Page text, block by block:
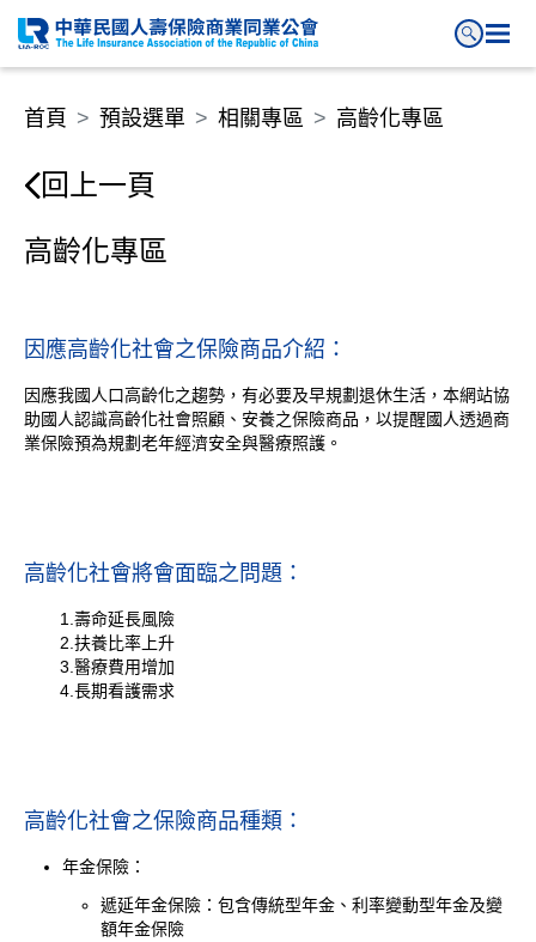
高齡化專區
首頁 預設選單 相關專區 高齡化專區
回上一頁
高齡化專區
因應高齡化社會之保險商品介紹：
因應我國人口高齡化之趨勢，有必要及早規劃退休生活，本網站協
助國人認識高齡化社會照顧、安養之保險商品，以提醒國人透過商
業保險預為規劃老年經濟安全與醫療照護。
高齡化社會將會面臨之問題：
1.壽命延長風險
2.扶養比率上升
3.醫療費用增加
4.長期看護需求
高齡化社會之保險商品種類：
年金保險：
遞延年金保險：包含傳統型年金、利率變動型年金及變
額年金保險